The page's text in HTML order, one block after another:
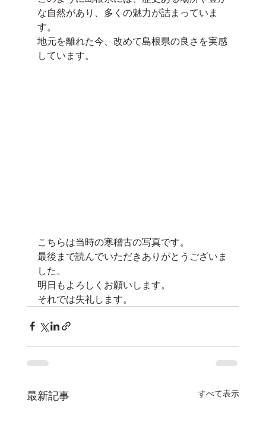
な自然があり、多くの魅力が詰まっていま
す。
地元を離れた今、改めて島根県の良さを実感
しています。
こちらは当時の寒稽古の写真です。
最後まで読んでいただきありがとうございま
した。
明日もよろしくお願いします。
それでは失礼します。
最新記事 すべて表示